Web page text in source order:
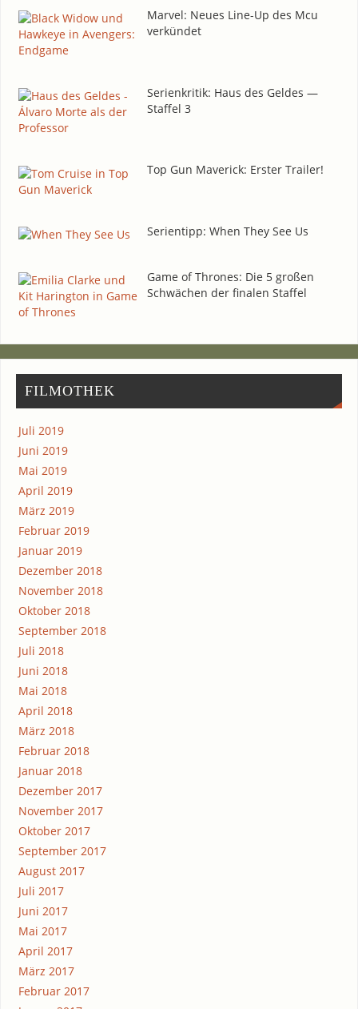
Mar­vel: Neu­es Line-Up des Mcu
verkündet
Seri­en­kri­tik: Haus des Gel­des —
Staf­fel 3
Top Gun Maverick: Ers­ter Trailer!
Seri­en­tipp: When They See Us
Game of Thro­nes: Die 5 gro­ßen
Schwä­chen der fina­len Staffel
FIL­MO­THEK
Juli 2019
Juni 2019
Mai 2019
April 2019
März 2019
Februar 2019
Januar 2019
Dezember 2018
November 2018
Oktober 2018
September 2018
Juli 2018
Juni 2018
Mai 2018
April 2018
März 2018
Februar 2018
Januar 2018
Dezember 2017
November 2017
Oktober 2017
September 2017
August 2017
Juli 2017
Juni 2017
Mai 2017
April 2017
März 2017
Februar 2017